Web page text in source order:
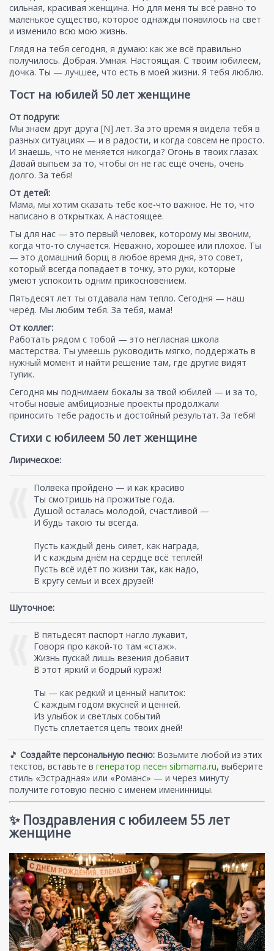
сильная, красивая женщина. Но для меня ты всё равно то
маленькое существо, которое однажды появилось на свет
и изменило всю мою жизнь.
Глядя на тебя сегодня, я думаю: как же всё правильно
получилось. Добрая. Умная. Настоящая. С твоим юбилеем,
дочка. Ты — лучшее, что есть в моей жизни. Я тебя люблю.
Тост на юбилей 50 лет женщине
От подруги:
Мы знаем друг друга [N] лет. За это время я видела тебя в
разных ситуациях — и в радости, и когда совсем не просто.
И знаешь, что не меняется никогда? Огонь в твоих глазах.
Давай выпьем за то, чтобы он не гас ещё очень, очень
долго. За тебя!
От детей:
Мама, мы хотим сказать тебе кое-что важное. Не то, что
написано в открытках. А настоящее.
Ты для нас — это первый человек, которому мы звоним,
когда что-то случается. Неважно, хорошее или плохое. Ты
— это домашний борщ в любое время дня, это совет,
который всегда попадает в точку, это руки, которые
умеют успокоить одним прикосновением.
Пятьдесят лет ты отдавала нам тепло. Сегодня — наш
черёд. Мы любим тебя. За тебя, мама!
От коллег:
Работать рядом с тобой — это негласная школа
мастерства. Ты умеешь руководить мягко, поддержать в
нужный момент и найти решение там, где другие видят
тупик.
Сегодня мы поднимаем бокалы за твой юбилей — и за то,
чтобы новые амбициозные проекты продолжали
приносить тебе радость и достойный результат. За тебя!
Стихи с юбилеем 50 лет женщине
Лирическое:
Полвека пройдено — и как красиво
Ты смотришь на прожитые года.
Душой осталась молодой, счастливой —
И будь такою ты всегда.
Пусть каждый день сияет, как награда,
И с каждым днём на сердце всё теплей!
Пусть всё идёт по жизни так, как надо,
В кругу семьи и всех друзей!
Шуточное:
В пятьдесят паспорт нагло лукавит,
Говоря про какой-то там «стаж».
Жизнь пускай лишь везения добавит
В этот яркий и бодрый кураж!
Ты — как редкий и ценный напиток:
С каждым годом вкусней и ценней.
Из улыбок и светлых событий
Пусть сплетается цепь твоих дней!
🎵 Создайте персональную песню: Возьмите любой из этих
текстов, вставьте в генератор песен sibmama.ru, выберите
стиль «Эстрадная» или «Романс» — и через минуту
получите готовую песню с именем именинницы.
✨ Поздравления с юбилеем 55 лет
женщине